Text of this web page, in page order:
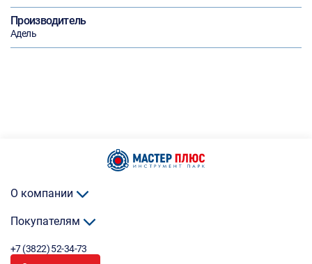
Производитель
Адель
О компании
Покупателям
+7 (3822) 52-34-73